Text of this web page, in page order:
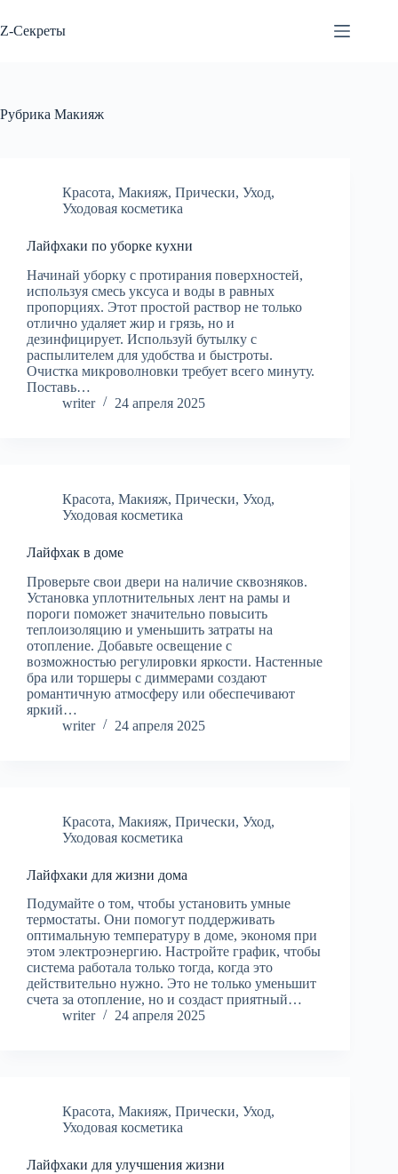
к
сути
Z-Секреты
Рубрика Макияж
Красота, Макияж, Прически, Уход,
Уходовая косметика
Лайфхаки по уборке кухни
Начинай уборку с протирания поверхностей,
используя смесь уксуса и воды в равных
пропорциях. Этот простой раствор не только
отлично удаляет жир и грязь, но и
дезинфицирует. Используй бутылку с
распылителем для удобства и быстроты.
Очистка микроволновки требует всего минуту.
Поставь…
writer
24 апреля 2025
Красота, Макияж, Прически, Уход,
Уходовая косметика
Лайфхак в доме
Проверьте свои двери на наличие сквозняков.
Установка уплотнительных лент на рамы и
пороги поможет значительно повысить
теплоизоляцию и уменьшить затраты на
отопление. Добавьте освещение с
возможностью регулировки яркости. Настенные
бра или торшеры с диммерами создают
романтичную атмосферу или обеспечивают
яркий…
writer
24 апреля 2025
Красота, Макияж, Прически, Уход,
Уходовая косметика
Лайфхаки для жизни дома
Подумайте о том, чтобы установить умные
термостаты. Они помогут поддерживать
оптимальную температуру в доме, экономя при
этом электроэнергию. Настройте график, чтобы
система работала только тогда, когда это
действительно нужно. Это не только уменьшит
счета за отопление, но и создаст приятный…
writer
24 апреля 2025
Красота, Макияж, Прически, Уход,
Уходовая косметика
Лайфхаки для улучшения жизни